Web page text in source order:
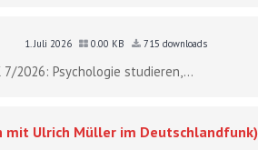
1. Juli 2026 0.00 KB 715 downloads
7/2026: Psychologie studieren,...
mit Ulrich Müller im Deutschlandfunk)